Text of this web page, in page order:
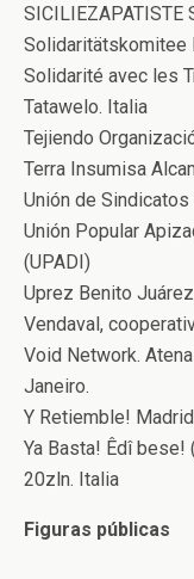
SICILIEZAPATISTE
Solidaritätskomitee
Solidarité avec les
Tatawelo. Italia
Tejiendo
Terra Insumisa
Unión de
Unión Popular
(UPADI)
Uprez Benito
Vendaval,
Void Network.
Janeiro.
Y Retiemble! Madrid
Ya Basta! Êdî
20zln. Italia
Figuras públicas